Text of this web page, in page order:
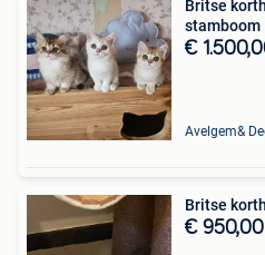
Britse
stamboom
€
Avelgem&
Britse
€ 950,00